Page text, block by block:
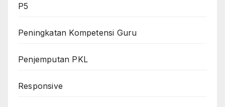
P5
Peningkatan Kompetensi Guru
Penjemputan PKL
Responsive